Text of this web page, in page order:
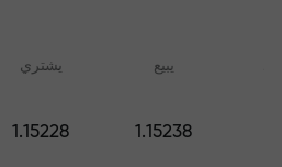
ثلاث مرات
يشتري يبيع
1.15228 1.15238